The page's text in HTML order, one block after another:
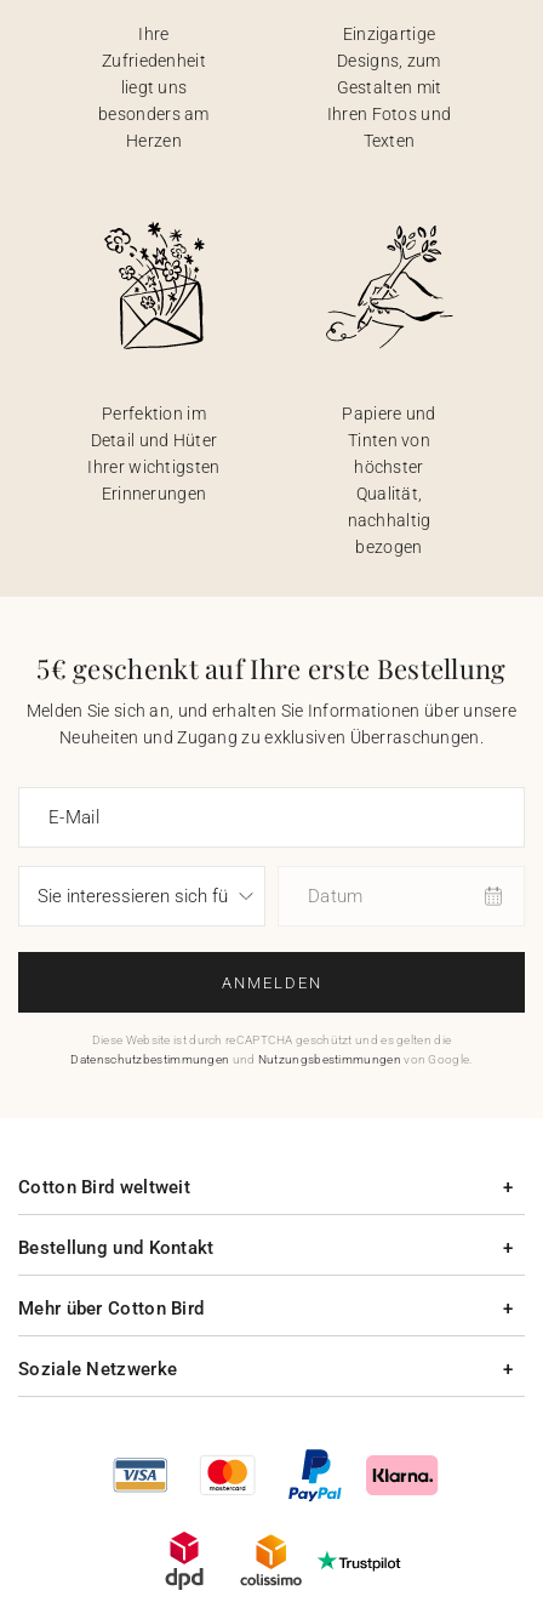
Ihre
Zufriedenheit
liegt uns
besonders am
Herzen
Einzigartige
Designs, zum
Gestalten mit
Ihren Fotos und
Texten
Perfektion im
Detail und Hüter
Ihrer wichtigsten
Erinnerungen
Papiere und
Tinten von
höchster
Qualität,
nachhaltig
bezogen
5€ geschenkt auf Ihre erste Bestellung
Melden Sie sich an, und erhalten Sie Informationen über unsere
Neuheiten und Zugang zu exklusiven Überraschungen.
E-Mail
Datum
ANMELDEN
Diese Website ist durch reCAPTCHA geschützt und es gelten die
Datenschutzbestimmungen und Nutzungsbestimmungen von Google.
Bestellung und Kontakt
Mehr über Cotton Bird
Cotton Bird weltweit
Soziale Netzwerke